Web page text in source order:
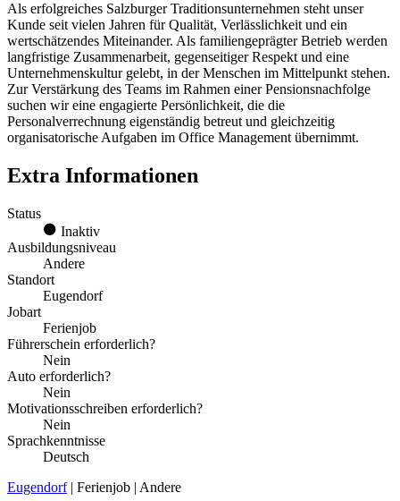
Als erfolgreiches Salzburger Traditionsunternehmen steht unser
Kunde seit vielen Jahren für Qualität, Verlässlichkeit und ein
wertschätzendes Miteinander. Als familiengeprägter Betrieb werden
langfristige Zusammenarbeit, gegenseitiger Respekt und eine
Unternehmenskultur gelebt, in der Menschen im Mittelpunkt stehen.
Zur Verstärkung des Teams im Rahmen einer Pensionsnachfolge
suchen wir eine engagierte Persönlichkeit, die die
Personalverrechnung eigenständig betreut und gleichzeitig
organisatorische Aufgaben im Office Management übernimmt.
Extra Informationen
Status
Inaktiv
Ausbildungsniveau
Andere
Standort
Eugendorf
Jobart
Ferienjob
Führerschein erforderlich?
Nein
Auto erforderlich?
Nein
Motivationsschreiben erforderlich?
Nein
Sprachkenntnisse
Deutsch
Eugendorf| Ferienjob | Andere